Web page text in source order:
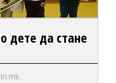
дете да стане